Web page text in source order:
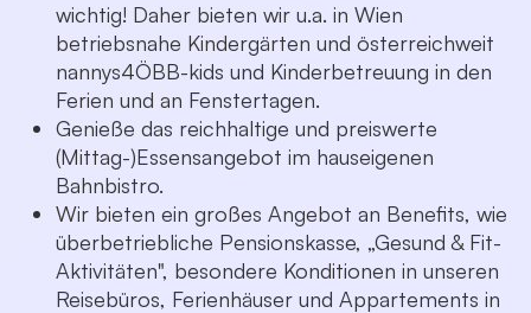
wichtig! Daher bieten wir u.a. in Wien
betriebsnahe Kindergärten und österreichweit
nannys4ÖBB-kids und Kinderbetreuung in den
Ferien und an Fenstertagen.
Genieße das reichhaltige und preiswerte
(Mittag-)Essensangebot im hauseigenen
Bahnbistro.
Wir bieten ein großes Angebot an Benefits, wie
überbetriebliche Pensionskasse, „Gesund & Fit-
Aktivitäten", besondere Konditionen in unseren
Reisebüros, Ferienhäuser und Appartements in